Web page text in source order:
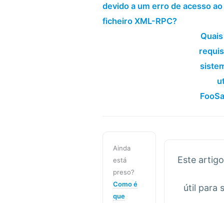
devido a um erro de acesso ao
ficheiro XML-RPC?
Ainda
está
preso?
Como é
que
Este
útil para